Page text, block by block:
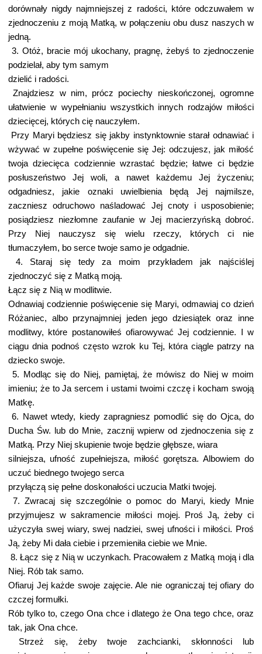
dorównały nigdy najmniejszej z radości, które odczuwałem w
zjednoczeniu z moją Matką, w połączeniu obu dusz naszych w
jedną.
3. Otóż, bracie mój ukochany, pragnę, żebyś to zjednoczenie
podzielał, aby tym samym
dzielić i radości.
Znajdziesz w nim, prócz pociechy nieskończonej, ogromne
ułatwienie w wypełnianiu wszystkich innych rodzajów miłości
dziecięcej, których cię nauczyłem.
Przy Maryi będziesz się jakby instynktownie starał odnawiać i
wżywać w zupełne poświęcenie się Jej: odczujesz, jak miłość
twoja dziecięca codziennie wzrastać będzie; łatwe ci będzie
posłuszeństwo Jej woli, a nawet każdemu Jej życzeniu;
odgadniesz, jakie oznaki uwielbienia będą Jej najmilsze,
zaczniesz odruchowo naśladować Jej cnoty i usposobienie;
posiądziesz niezłomne zaufanie w Jej macierzyńską dobroć.
Przy Niej nauczysz się wielu rzeczy, których ci nie
tłumaczyłem, bo serce twoje samo je odgadnie.
4. Staraj się tedy za moim przykładem jak najściślej
zjednoczyć się z Matką moją.
Łącz się z Nią w modlitwie.
Odnawiaj codziennie poświęcenie się Maryi, odmawiaj co dzień
Różaniec, albo przynajmniej jeden jego dziesiątek oraz inne
modlitwy, które postanowiłeś ofiarowywać Jej codziennie. I w
ciągu dnia podnoś często wzrok ku Tej, która ciągle patrzy na
dziecko swoje.
5. Modląc się do Niej, pamiętaj, że mówisz do Niej w moim
imieniu; że to Ja sercem i ustami twoimi czczę i kocham swoją
Matkę.
6. Nawet wtedy, kiedy zapragniesz pomodlić się do Ojca, do
Ducha Św. lub do Mnie, zacznij wpierw od zjednoczenia się z
Matką. Przy Niej skupienie twoje będzie głębsze, wiara
silniejsza, ufność zupełniejsza, miłość gorętsza. Albowiem do
uczuć biednego twojego serca
przyłączą się pełne doskonałości uczucia Matki twojej.
7. Zwracaj się szczególnie o pomoc do Maryi, kiedy Mnie
przyjmujesz w sakramencie miłości mojej. Proś Ją, żeby ci
użyczyła swej wiary, swej nadziei, swej ufności i miłości. Proś
Ją, żeby Mi dała ciebie i przemieniła ciebie we Mnie.
8. Łącz się z Nią w uczynkach. Pracowałem z Matką moją i dla
Niej. Rób tak samo.
Ofiaruj Jej każde swoje zajęcie. Ale nie ograniczaj tej ofiary do
czczej formułki.
Rób tylko to, czego Ona chce i dlatego że Ona tego chce, oraz
tak, jak Ona chce.
Strzeż się, żeby twoje zachcianki, skłonności lub